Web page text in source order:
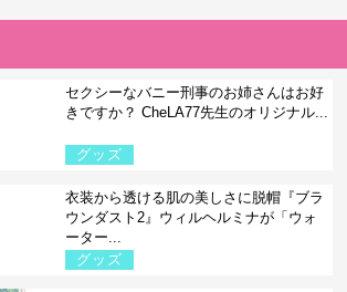
セクシーなバニー刑事のお姉さんはお好
きですか？ CheLA77先生のオリジナル...
グッズ
衣装から透ける肌の美しさに脱帽『ブラ
ウンダスト2』ウィルヘルミナが「ウォ
ーター...
グッズ